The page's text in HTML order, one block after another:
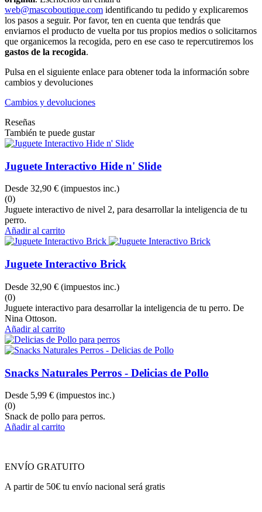
web@mascoboutique.com identificando tu pedido y explicaremos
los pasos a seguir. Por favor, ten en cuenta que tendrás que
enviarnos el producto de vuelta por tus propios medios o solicitarnos
que organicemos la recogida, pero en ese caso te repercutiremos los
gastos de la recogida.
Pulsa en el siguiente enlace para obtener toda la información sobre
cambios y devoluciones
Cambios y devoluciones
Reseñas
También te puede gustar
Juguete Interactivo Hide n' Slide
Desde 32,90 € (impuestos inc.)
(0)
Juguete interactivo de nivel 2, para desarrollar la inteligencia de tu
perro.
Añadir al carrito
Juguete Interactivo Brick
Desde 32,90 € (impuestos inc.)
(0)
Juguete interactivo para desarrollar la inteligencia de tu perro. De
Nina Ottoson.
Añadir al carrito
Snacks Naturales Perros - Delicias de Pollo
Desde 5,99 € (impuestos inc.)
(0)
Snack de pollo para perros.
Añadir al carrito
ENVÍO GRATUITO
A partir de 50€ tu envío nacional será gratis